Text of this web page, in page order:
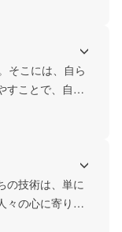
そこには、自ら
すことで、自利
の技術は、単に
々の心に寄り添